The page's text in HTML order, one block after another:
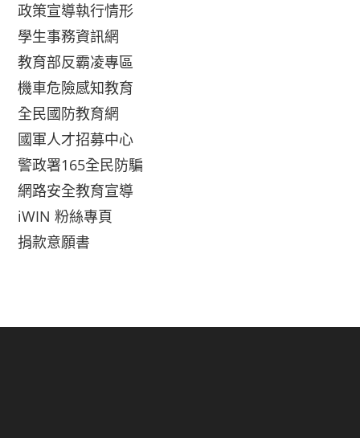
政策宣導執行情形
學生事務資訊網
教育部反霸凌專區
機車危險感知教育
全民國防教育網
國軍人才招募中心
警政署165全民防騙
網路安全教育宣導
iWIN 粉絲專頁
捐款意願書